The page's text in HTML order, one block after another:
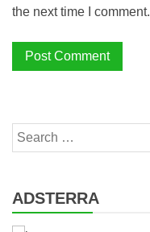
the next time I comment.
Search
for:
ADSTERRA